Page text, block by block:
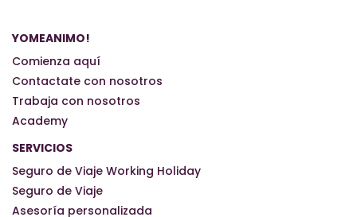
YOMEANIMO!
Comienza aquí
Contactate con nosotros
Trabaja con nosotros
Academy
SERVICIOS
Seguro de Viaje Working Holiday
Seguro de Viaje
Asesoría personalizada